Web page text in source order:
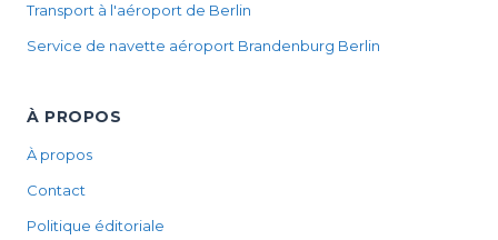
Transport à l'aéroport de Berlin
Service de navette aéroport Brandenburg Berlin
À PROPOS
À propos
Contact
Politique éditoriale